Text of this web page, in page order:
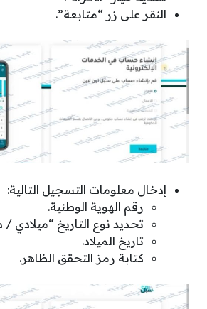
النقر على زر “متابعة”.
إدخال معلومات التسجيل التالية:
رقم الهوية الوطنية.
تحديد نوع التاريخ “ميلادي
تاريخ الميلاد.
كتابة رمز التحقق الظاهر.